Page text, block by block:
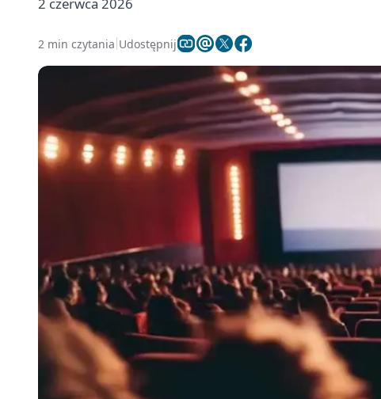
2 min czytania Udostępnij